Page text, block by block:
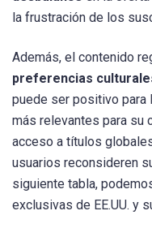
la frustración de los
Además, el contenido
preferencias
puede ser positivo para
más relevantes para su
acceso a títulos
usuarios reconsideren
siguiente tabla,
exclusivas de EE.UU. y